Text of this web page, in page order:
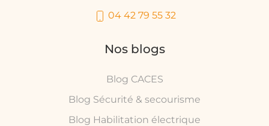
04 42 79 55 32
Nos blogs
Blog CACES
Blog Sécurité & secourisme
Blog Habilitation électrique